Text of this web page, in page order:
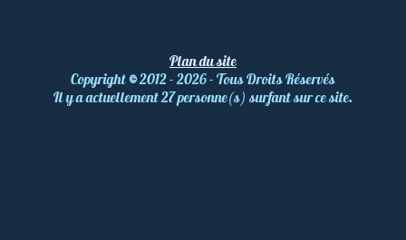
Plan du site
Copyright©2012 - 2026 - Tous Droits Réservés
Il y a actuellement 27 personne(s) surfant sur ce site.